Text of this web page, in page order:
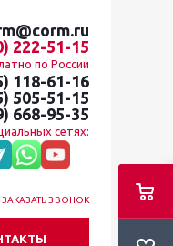
222-51-15
по России
118-61-16
505-51-15
668-95-35
сетях:
ЗАКАЗАТЬ ЗВОНОК